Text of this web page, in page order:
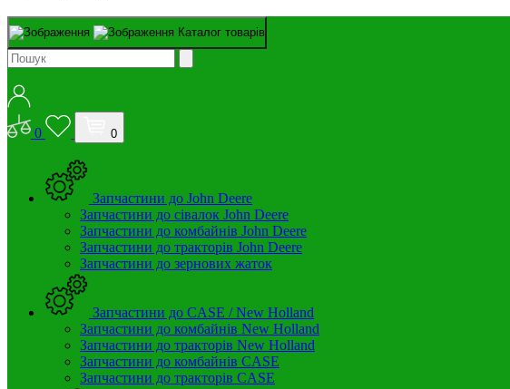
Каталог товарів
0 0
Запчастини до John Deere
Запчастини до сівалок John Deere
Запчастини до комбайнів John Deere
Запчастини до тракторів John Deere
Запчастини до зернових жаток
Запчастини до CASE / New Holland
Запчастини до комбайнів New Holland
Запчастини до тракторів New Holland
Запчастини до комбайнів CASE
Запчастини до тракторів CASE